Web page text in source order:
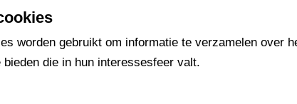
worden gebruikt om informatie te verzamelen over
die in hun interessesfeer valt.